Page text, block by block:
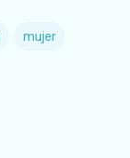
mujer